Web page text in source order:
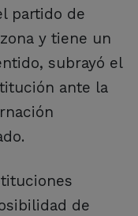
partido de
y tiene un
subrayó el
ante la
de